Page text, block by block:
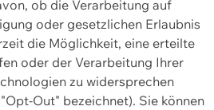
ob die Verarbeitung auf
oder gesetzlichen Erlaubnis
die Möglichkeit, eine erteilte
oder der Verarbeitung Ihrer
zu widersprechen
Out" bezeichnet). Sie können